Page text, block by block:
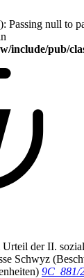
Passing null to
include/pub/
Urteil der II.
Schwyz
9C_881/